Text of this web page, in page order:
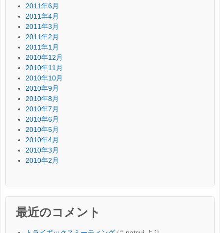
2011年6月
2011年4月
2011年3月
2011年2月
2011年1月
2010年12月
2010年11月
2010年10月
2010年9月
2010年8月
2010年7月
2010年6月
2010年5月
2010年4月
2010年3月
2010年2月
最近のコメント